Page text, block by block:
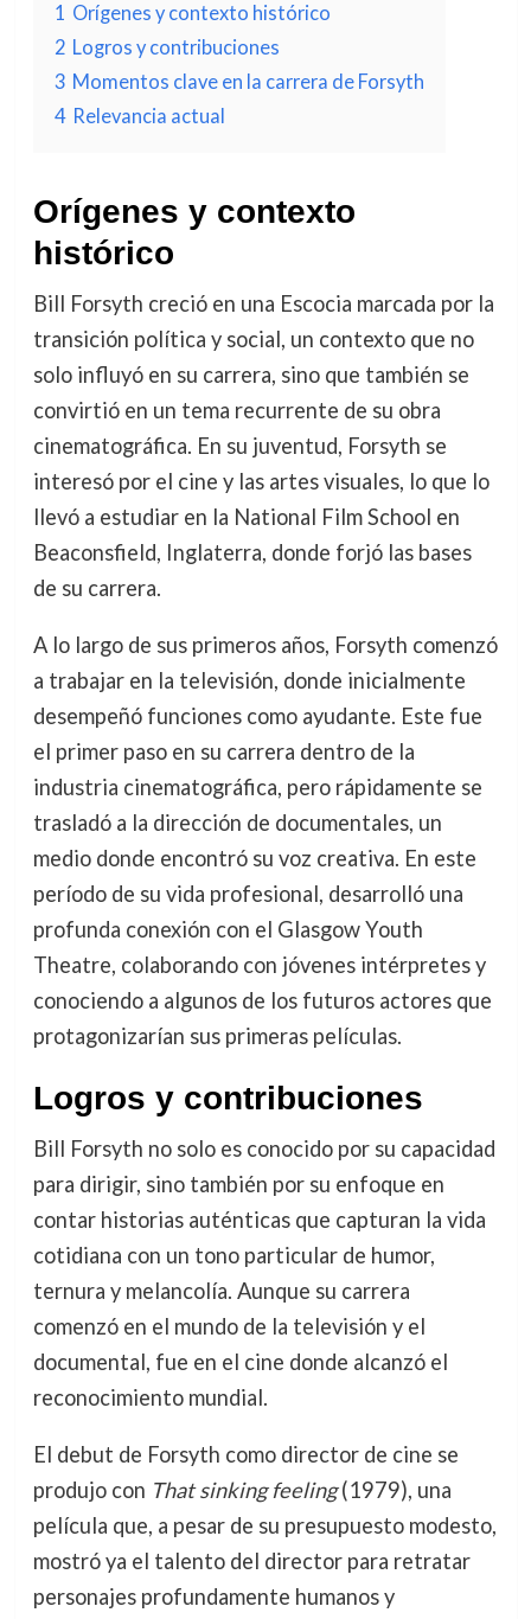
1 Orígenes y contexto histórico
2 Logros y contribuciones
3 Momentos clave en la carrera de Forsyth
4 Relevancia actual
Orígenes y contexto
histórico
Bill Forsyth creció en una Escocia marcada por la
transición política y social, un contexto que no
solo influyó en su carrera, sino que también se
convirtió en un tema recurrente de su obra
cinematográfica. En su juventud, Forsyth se
interesó por el cine y las artes visuales, lo que lo
llevó a estudiar en la National Film School en
Beaconsfield, Inglaterra, donde forjó las bases
de su carrera.
A lo largo de sus primeros años, Forsyth comenzó
a trabajar en la televisión, donde inicialmente
desempeñó funciones como ayudante. Este fue
el primer paso en su carrera dentro de la
industria cinematográfica, pero rápidamente se
trasladó a la dirección de documentales, un
medio donde encontró su voz creativa. En este
período de su vida profesional, desarrolló una
profunda conexión con el Glasgow Youth
Theatre, colaborando con jóvenes intérpretes y
conociendo a algunos de los futuros actores que
protagonizarían sus primeras películas.
Logros y contribuciones
Bill Forsyth no solo es conocido por su capacidad
para dirigir, sino también por su enfoque en
contar historias auténticas que capturan la vida
cotidiana con un tono particular de humor,
ternura y melancolía. Aunque su carrera
comenzó en el mundo de la televisión y el
documental, fue en el cine donde alcanzó el
reconocimiento mundial.
El debut de Forsyth como director de cine se
produjo con That sinking feeling(1979), una
película que, a pesar de su presupuesto modesto,
mostró ya el talento del director para retratar
personajes profundamente humanos y